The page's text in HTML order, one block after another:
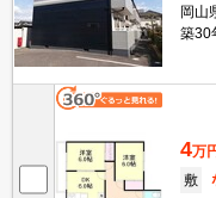
岡山
築30
4万
敷